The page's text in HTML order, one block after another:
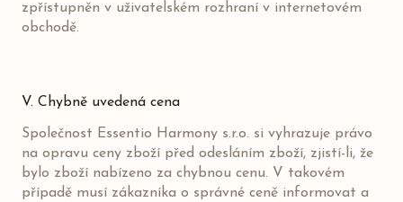
zpřístupněn v uživatelském rozhraní v internetovém
obchodě.
V. Chybně uvedená cena
Společnost Essentio Harmony s.r.o. si vyhrazuje právo
na opravu ceny zboží před odesláním zboží, zjistí-li, že
bylo zboží nabízeno za chybnou cenu. V takovém
případě musí zákazníka o správné ceně informovat a